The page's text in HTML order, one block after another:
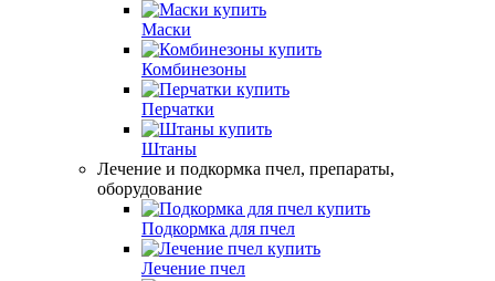
Маски
Комбинезоны
Перчатки
Штаны
Лечение и подкормка пчел, препараты,
оборудование
Подкормка для пчел
Лечение пчел